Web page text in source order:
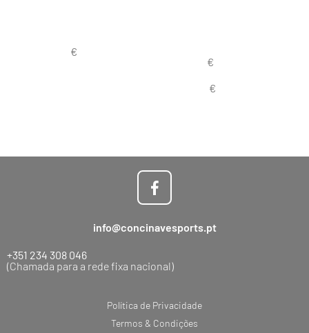
Política de Privacidade
Termos & Condições
info@concinavesports.pt
+351 234 308 046
(Chamada para a rede fixa nacional)